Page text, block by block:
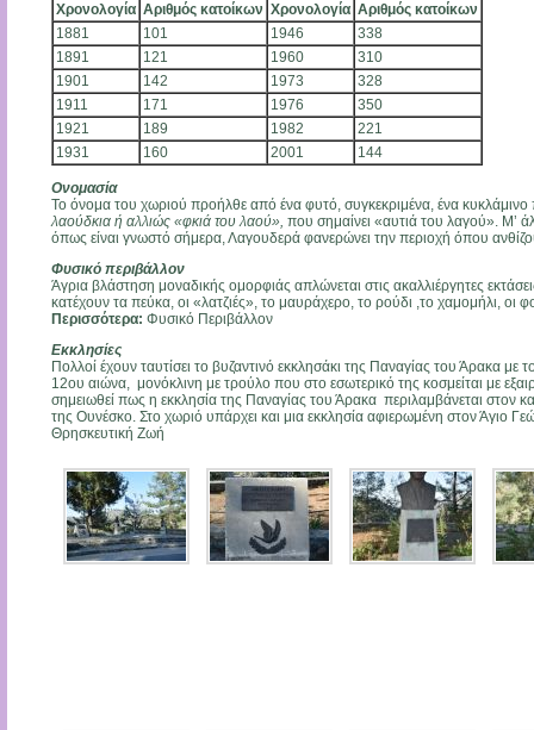
Χρονολογία Αριθμός κατοίκων Χρονολογία Αριθμός κατοίκων
1881
101 1946
338
1891
121 1960
310
1901
142 1973
328
1911
171 1976
350
1921
189 1982
221
1931
160 2001 144
Ονομασία
Το όνομα του χωριού προήλθε από ένα φυτό, συγκεκριμένα, ένα κυκλάμινο
λαούδκια ή αλλιώς «φκιά του λαού», που σημαίνει «αυτιά του λαγού». Μ’
όπως είναι γνωστό σήμερα, Λαγουδερά φανερώνει την περιοχή όπου
Φυσικό περιβάλλον
Άγρια βλάστηση μοναδικής ομορφιάς απλώνεται στις ακαλλιέργητες
κατέχουν τα πεύκα, οι «λατζιές», το μαυράχερο, το ρούδι ,το χαμομήλι, οι
Περισσότερα: Φυσικό Περιβάλλον
Εκκλησίες
Πολλοί έχουν ταυτίσει το βυζαντινό εκκλησάκι της Παναγίας του Άρακα με
12ου αιώνα, μονόκλινη με τρούλο που στο εσωτερικό της κοσμείται με
σημειωθεί πως η εκκλησία της Παναγίας του Άρακα περιλαμβάνεται στον
της Ουνέσκο. Στο χωριό υπάρχει και μια εκκλησία αφιερωμένη στον Άγιο
Θρησκευτική Ζωή